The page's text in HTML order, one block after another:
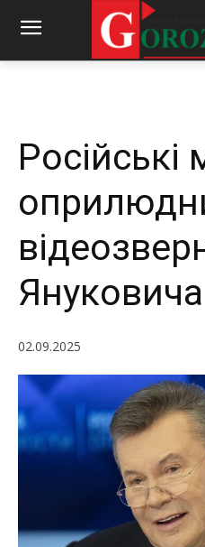
By REDACTOR -
Російські
Януковича
02.09.2025